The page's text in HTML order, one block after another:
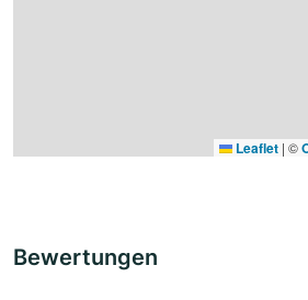
Leaflet | ©
Bewertungen